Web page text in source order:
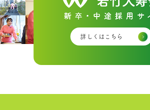
詳しくはこちら